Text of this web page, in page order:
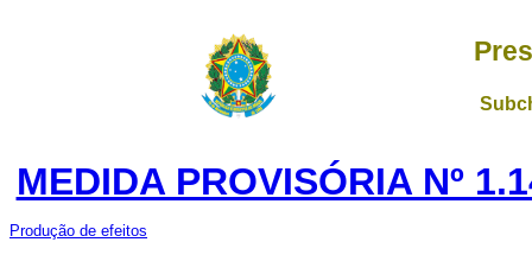
MEDIDA PROVISÓRIA Nº
Produção de efeitos